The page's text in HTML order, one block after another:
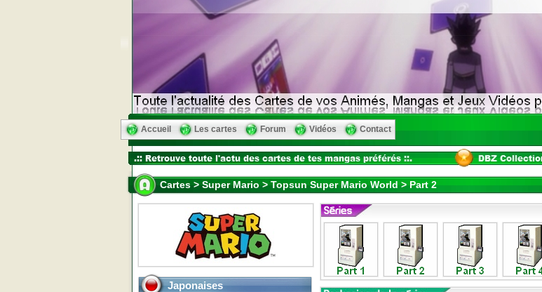
Accueil Les cartes Forum Vidéos Contact
Cartes > Super Mario > Topsun Super Mario World > Part 2
Japonaises